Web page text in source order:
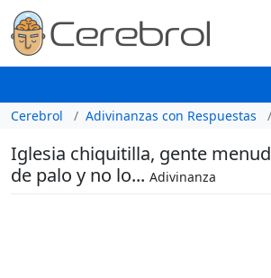
Cerebrol Adivinanzas con Respuestas
Iglesia chiquitilla, gente
de palo y no lo... Adivinanza